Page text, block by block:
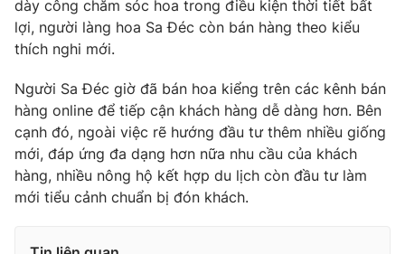
Hậu trường
Nhân vật
Khán giả
Giải sao mai
Điện ảnh
Sao
Đời sống
Du lịch
Làm đẹp
Chất lượng cuộc sống
Giáo dục
Tuyển sinh
Học trực tuyến
Công nghệ
Hitech Công nghệ tương lai
Giao lưu trực tuyến
dày công chăm sóc hoa trong điều kiện thời tiết bất
lợi, người làng hoa Sa Đéc còn bán hàng theo kiểu
thích nghi mới.
Người Sa Đéc giờ đã bán hoa kiểng trên các kênh bán
hàng online để tiếp cận khách hàng dễ dàng hơn. Bên
cạnh đó, ngoài việc rẽ hướng đầu tư thêm nhiều giống
mới, đáp ứng đa dạng hơn nữa nhu cầu của khách
hàng, nhiều nông hộ kết hợp du lịch còn đầu tư làm
mới tiểu cảnh chuẩn bị đón khách.